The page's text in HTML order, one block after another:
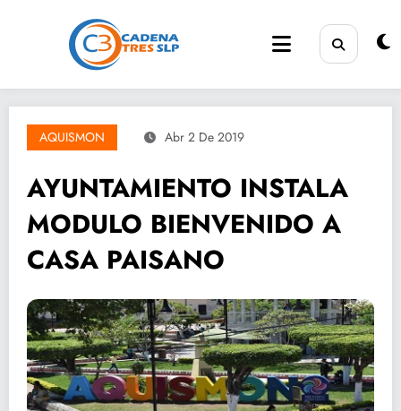
AQUISMON Abr 2 De 2019
AYUNTAMIENTO INSTALA
MODULO BIENVENIDO A
CASA PAISANO